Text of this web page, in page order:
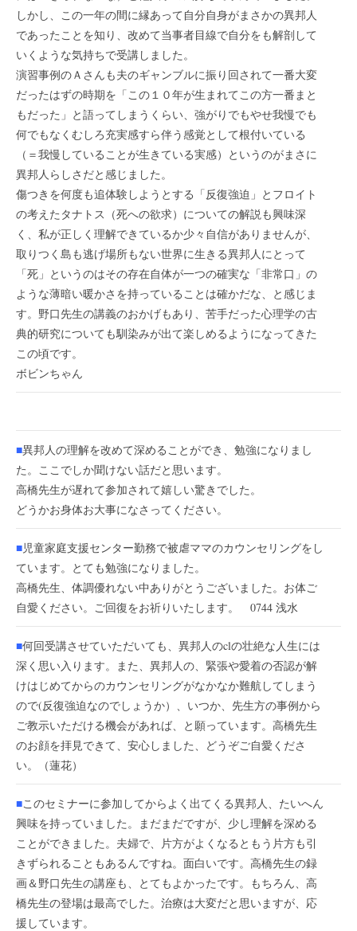
しかし、この一年の間に縁あって自分自身がまさかの異邦人
であったことを知り、改めて当事者目線で自分をも解剖して
いくような気持ちで受講しました。
演習事例のＡさんも夫のギャンブルに振り回されて一番大変
だったはずの時期を「この１０年が生まれてこの方一番まと
もだった」と語ってしまうくらい、強がりでもやせ我慢でも
何でもなくむしろ充実感すら伴う感覚として根付いている
（＝我慢していることが生きている実感）というのがまさに
異邦人らしさだと感じました。
傷つきを何度も追体験しようとする「反復強迫」とフロイト
の考えたタナトス（死への欲求）についての解説も興味深
く、私が正しく理解できているか少々自信がありませんが、
取りつく島も逃げ場所もない世界に生きる異邦人にとって
「死」というのはその存在自体が一つの確実な「非常口」の
ような薄暗い暖かさを持っていることは確かだな、と感じま
す。野口先生の講義のおかげもあり、苦手だった心理学の古
典的研究についても馴染みが出て楽しめるようになってきた
この頃です。
ボビンちゃん
■異邦人の理解を改めて深めることができ、勉強になりまし
た。ここでしか聞けない話だと思います。
高橋先生が遅れて参加されて嬉しい驚きでした。
どうかお身体お大事になさってください。
■児童家庭支援センター勤務で被虐ママのカウンセリングをし
ています。とても勉強になりました。
高橋先生、体調優れない中ありがとうございました。お体ご
自愛ください。ご回復をお祈りいたします。 0744 浅水
■何回受講させていただいても、異邦人のclの壮絶な人生には
深く思い入ります。また、異邦人の、緊張や愛着の否認が解
けはじめてからのカウンセリングがなかなか難航してしまう
ので(反復強迫なのでしょうか）、いつか、先生方の事例から
ご教示いただける機会があれば、と願っています。高橋先生
のお顔を拝見できて、安心しました、どうぞご自愛くださ
い。（蓮花）
■このセミナーに参加してからよく出てくる異邦人、たいへん
興味を持っていました。まだまだですが、少し理解を深める
ことができました。夫婦で、片方がよくなるともう片方も引
きずられることもあるんですね。面白いです。高橋先生の録
画＆野口先生の講座も、とてもよかったです。もちろん、高
橋先生の登場は最高でした。治療は大変だと思いますが、応
援しています。